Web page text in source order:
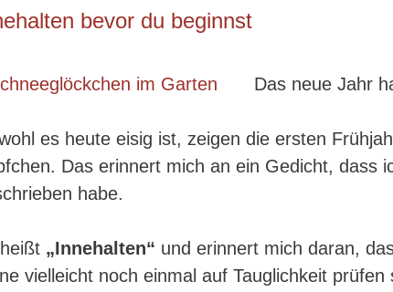
bevor du beginnst
Das neue Jahr
es heute eisig ist, zeigen die ersten
Das erinnert mich an ein Gedicht, dass
habe.
„Innehalten“ und erinnert mich daran,
vielleicht noch einmal auf Tauglichkeit prüfen